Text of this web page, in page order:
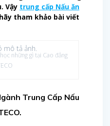
Vậy trung cấp Nấu ăn
tham khảo bài viết
những gì tại Cao đẳng
Trung Cấp Nấu